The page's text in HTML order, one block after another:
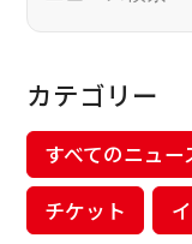
カテゴリー
すべてのニュー
チケット